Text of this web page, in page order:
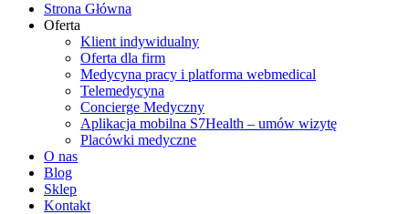
Strona Główna
Oferta
Klient indywidualny
Oferta dla firm
Medycyna pracy i platforma webmedical
Telemedycyna
Concierge Medyczny
Aplikacja mobilna S7Health – umów wizytę
Placówki medyczne
O nas
Blog
Sklep
Kontakt